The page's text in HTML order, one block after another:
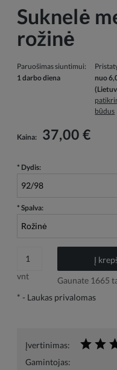
Suknelė
rožinė
Paruošimas siuntimui:
1 darbo diena
nuo
Į kainą neįskaičiuotos
būdus
Kaina: 37,00 €
* Dydis:
* Spalva:
vnt
Į
Gaunate 1665
* - Laukas privalomas
Įvertinimas:
Gamintojas: